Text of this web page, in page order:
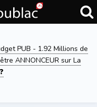
PUB - 1.92 Millions de
ANNONCEUR sur La